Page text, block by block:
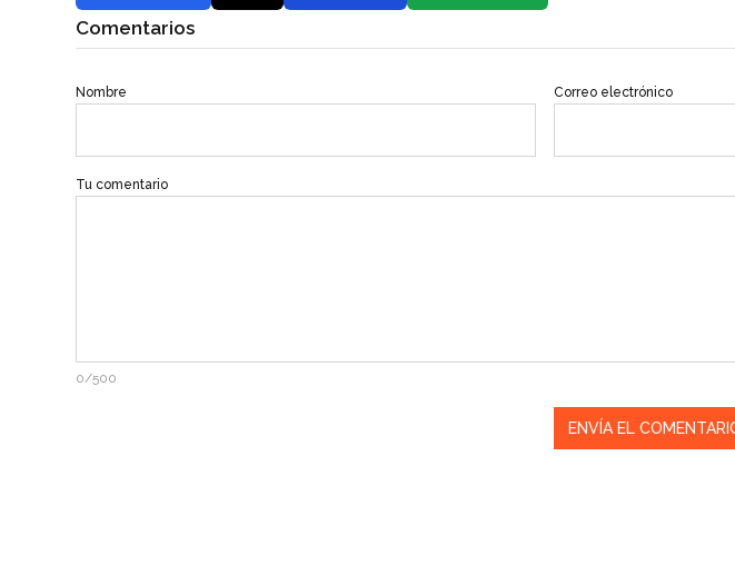
Comentarios
Nombre Correo electrónico
Tu comentario
0/500